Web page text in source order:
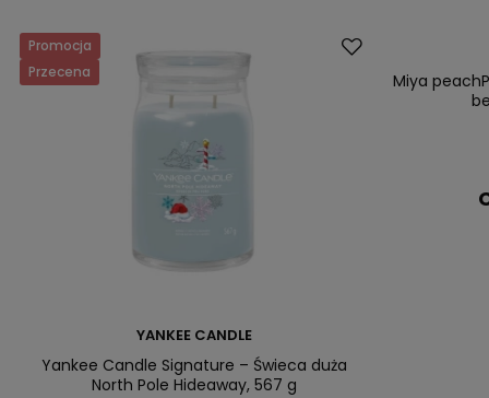
Promocja
Przecena
YANKEE CANDLE
Yankee Candle Signature – Świeca duża
North Pole Hideaway, 567 g
Miya